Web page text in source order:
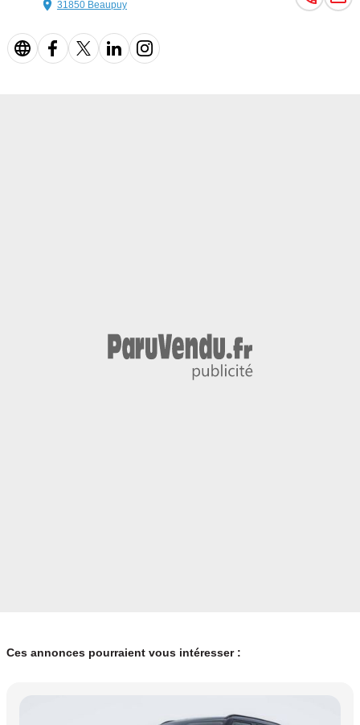
- Trappe à skis
- Tuner/radio
, , , , , , , , , , , , , , , , , , , , , , , , , , , , , , , ,
31850 Beaupuy
Ces annonces pourraient vous intéresser :